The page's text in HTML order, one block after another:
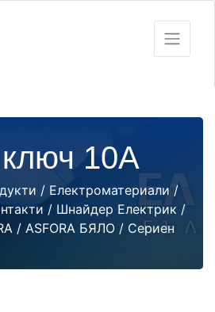
10А
/ Електроматериали/
/ Шнайдер Електрик /
/ ASFORA БЯЛО / Сериен